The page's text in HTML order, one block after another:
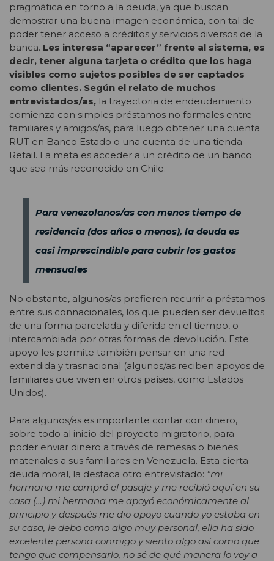
pragmática en torno a la deuda, ya que buscan
demostrar una buena imagen económica, con tal de
poder tener acceso a créditos y servicios diversos de la
banca. Les interesa “aparecer” frente al sistema, es
decir, tener alguna tarjeta o crédito que los haga
visibles como sujetos posibles de ser captados
como clientes. Según el relato de muchos
entrevistados/as, la trayectoria de endeudamiento
comienza con simples préstamos no formales entre
familiares y amigos/as, para luego obtener una cuenta
RUT en Banco Estado o una cuenta de una tienda
Retail. La meta es acceder a un crédito de un banco
que sea más reconocido en Chile.
Para venezolanos/as con menos tiempo de
residencia (dos años o menos), la deuda es
casi imprescindible para cubrir los gastos
mensuales
No obstante, algunos/as prefieren recurrir a préstamos
entre sus connacionales, los que pueden ser devueltos
de una forma parcelada y diferida en el tiempo, o
intercambiada por otras formas de devolución. Este
apoyo les permite también pensar en una red
extendida y trasnacional (algunos/as reciben apoyos de
familiares que viven en otros países, como Estados
Unidos).
Para algunos/as es importante contar con dinero,
sobre todo al inicio del proyecto migratorio, para
poder enviar dinero a través de remesas o bienes
materiales a sus familiares en Venezuela. Esta cierta
deuda moral, la destaca otro entrevistado: “mi
hermana me compró el pasaje y me recibió aquí en su
casa (…) mi hermana me apoyó económicamente al
principio y después me dio apoyo cuando yo estaba en
su casa, le debo como algo muy personal, ella ha sido
excelente persona conmigo y siento algo así como que
tengo que compensarlo, no sé de qué manera lo voy a